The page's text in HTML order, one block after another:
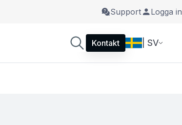
Support Logga in
Kontakt | SV